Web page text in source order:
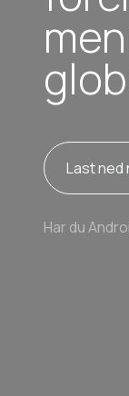
Last ned
Har du